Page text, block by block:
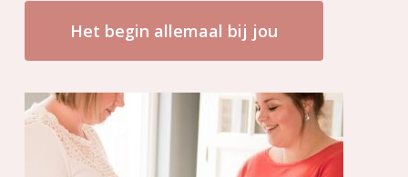
Het begin allemaal bij jou